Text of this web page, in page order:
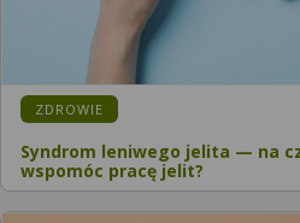
ZDROWIE
Syndrom leniwego jelita — na
wspomóc pracę jelit?